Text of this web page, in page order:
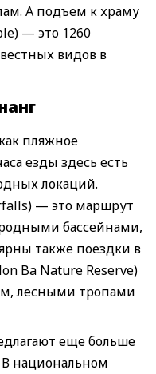
А подъем к храму
— это 1260
видов в
пляжное
езды здесь есть
локаций.
— это маршрут
бассейнами,
также поездки в
Ba Nature Reserve)
лесными тропами
еще больше
В национальном